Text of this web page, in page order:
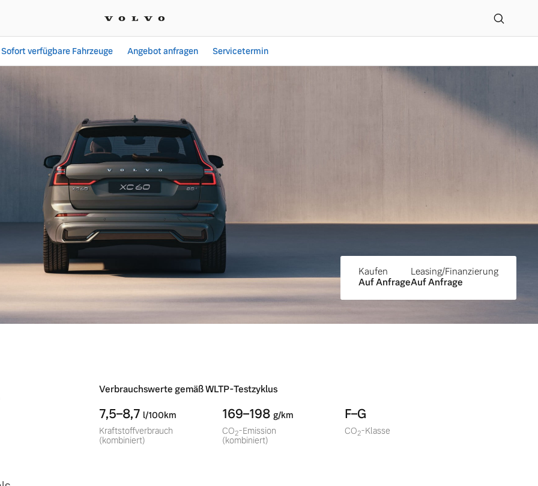
bei Sachsengarage GmbH in Dresden
Sofort verfügbare Fahrzeuge Angebot anfragen Servicetermin
Kaufen
Auf Anfrage
Leasing/Finanzierung
Auf Anfrage
Verbrauchswerte gemäß WLTP-Testzyklus
7,5–8,7 l/100km
Kraftstoffverbrauch
(kombiniert)
169–198 g/km
CO2-Emission
(kombiniert)
F–G
CO2-Klasse